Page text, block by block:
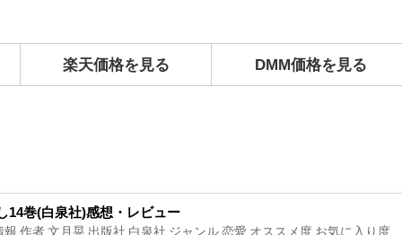
楽天価格を見る DMM価格を見る
14巻(白泉社)感想・レビュー
報 作者 文月晃 出版社 白泉社 ジャンル 恋愛 オススメ度 お気に入り度